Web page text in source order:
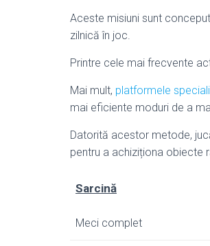
Aceste misiuni sunt
zilnică în joc.
Printre cele mai frecvente
Mai mult, platformele
mai eficiente moduri de a
Datorită acestor metode,
pentru a achiziționa obiecte
Sarcină
Meci complet